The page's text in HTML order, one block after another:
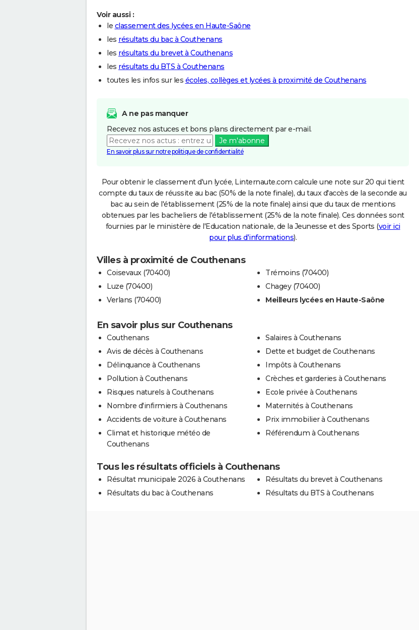
Voir aussi :
le classement des lycées en Haute-Saône
les résultats du bac à Couthenans
les résultats du brevet à Couthenans
les résultats du BTS à Couthenans
toutes les infos sur les écoles, collèges et lycées à proximité de Couthenans
A ne pas manquer
Recevez nos astuces et bons plans directement par e-mail.
Je m'abonne
En savoir plus sur notre politique de confidentialité
Pour obtenir le classement d'un lycée, Linternaute.com calcule une note sur 20 qui tient
compte du taux de réussite au bac (50% de la note finale), du taux d'accès de la seconde au
bac au sein de l'établissement (25% de la note finale) ainsi que du taux de mentions
obtenues par les bacheliers de l'établissement (25% de la note finale). Ces données sont
fournies par le ministère de l'Education nationale, de la Jeunesse et des Sports (voir ici
pour plus d'informations).
Villes à proximité de Couthenans
Coisevaux (70400)
Luze (70400)
Verlans (70400)
Trémoins (70400)
Chagey (70400)
Meilleurs lycées en Haute-Saône
En savoir plus sur Couthenans
Couthenans
Avis de décès à Couthenans
Délinquance à Couthenans
Pollution à Couthenans
Risques naturels à Couthenans
Nombre d'infirmiers à Couthenans
Accidents de voiture à Couthenans
Climat et historique météo de
Couthenans
Salaires à Couthenans
Dette et budget de Couthenans
Impôts à Couthenans
Crèches et garderies à Couthenans
Ecole privée à Couthenans
Maternités à Couthenans
Prix immobilier à Couthenans
Référendum à Couthenans
Tous les résultats officiels à Couthenans
Résultat municipale 2026 à Couthenans
Résultats du bac à Couthenans
Résultats du brevet à Couthenans
Résultats du BTS à Couthenans